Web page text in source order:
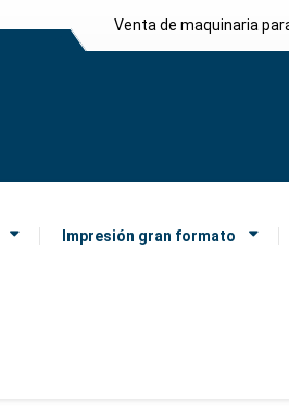
Venta de maquinaria
Impresión gran formato